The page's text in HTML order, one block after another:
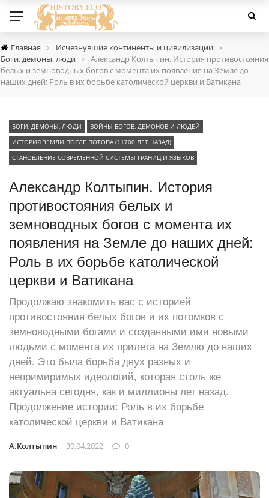
Главная › Исчезнувшие континенты и цивилизации ›
Боги, демоны, люди ›
Александр Колтыпин. История противостояния
белых и земноводных богов с момента их появления на Земле до
наших дней: Роль в их борьбе католической церкви и Ватикана
БОГИ, ДЕМОНЫ, ЛЮДИ
ВОЙНЫ БОГОВ, ДЕМОНОВ И ЛЮДЕЙ
ИСТОРИЯ ЗЕМЛИ ПОСЛЕ ПОТОПА (11700 ЛЕТ НАЗАД)
СТАНОВЛЕНИЕ СОВРЕМЕННОЙ СИСТЕМЫ ГРАНИЦ И ЯЗЫКОВ
Александр Колтыпин. История
противостояния белых и
земноводных богов с момента их
появления на Земле до наших дней:
Роль в их борьбе католической
церкви и Ватикана
Продолжаю знакомить вас с историей
противостояния белых богов и их потомков с
земноводными богами и созданными ими новыми
людьми с момента их прилета на Землю до наших
дней. Это была борьба двух разных и
непримиримых идеологий, которая столь же
актуальна сегодня, как и миллионы лет назад.
Продолжение истории: Роль в их борьбе
католической церкви и Ватикана
А.Колтыпин 30.04.2022 0